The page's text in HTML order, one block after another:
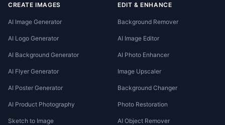
CREATE IMAGES
AI Image Generator
AI Logo Generator
AI Background Generator
AI Flyer Generator
AI Poster Generator
AI Product Photography
Sketch to Image
EDIT & ENHANCE
Background Remover
AI Image Editor
AI Photo Enhancer
Image Upscaler
Background Changer
Photo Restoration
AI Object Remover